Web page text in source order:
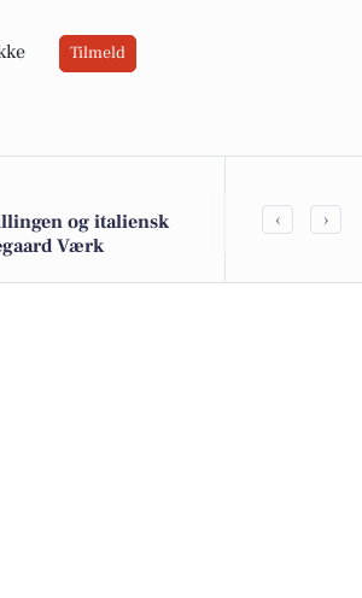
Tilmeld
og italiensk
Værk
Sol og
‹ ›